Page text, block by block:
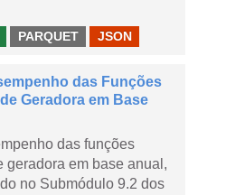
PARQUET JSON
das Funções
Geradora em Base
das funções
geradora em base anual,
no Submódulo 9.2 dos